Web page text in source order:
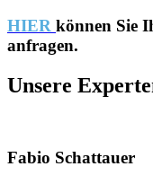
HIER können Sie
anfragen.
Unsere
Fabio Schattauer